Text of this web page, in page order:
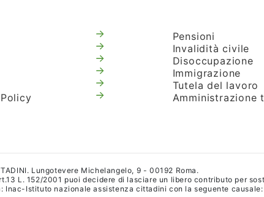
Pensioni
Invalidità civile
Disoccupazione
Immigrazione
Tutela del lavoro
Amministrazione
Lungotevere Michelangelo, 9 - 00192 Roma.
L. 152/2001 puoi decidere di lasciare un libero contributo per
Istituto nazionale assistenza cittadini con la seguente